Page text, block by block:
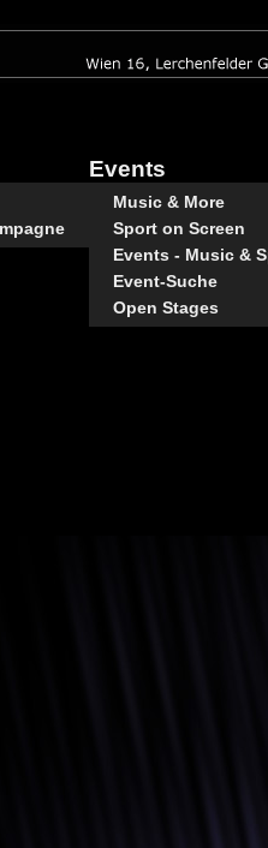
Events
Music & More
Sport on Screen
Events - Music &
Event-Suche
Open Stages